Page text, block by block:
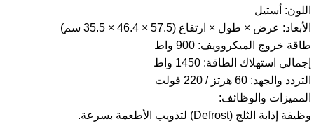
اللون: أستيل
الأبعاد: عرض × طول × ارتفاع (57.5 × 46.4 × 35.5 سم)
طاقة خروج الميكروويف: 900 واط
إجمالي استهلاك الطاقة: 1450 واط
التردد والجهد: 60 هرتز / 220 فولت
المميزات والوظائف:
وظيفة إذابة الثلج (Defrost) لتذويب الأطعمة بسرعة.